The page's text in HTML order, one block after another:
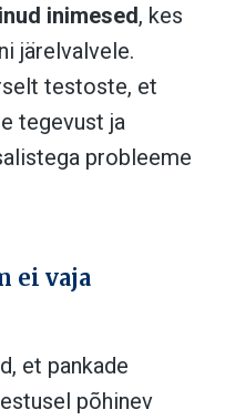
inimesed, kes
järelvalvele.
testoste, et
tegevust ja
probleeme
ei vaja
et pankade
põhinev